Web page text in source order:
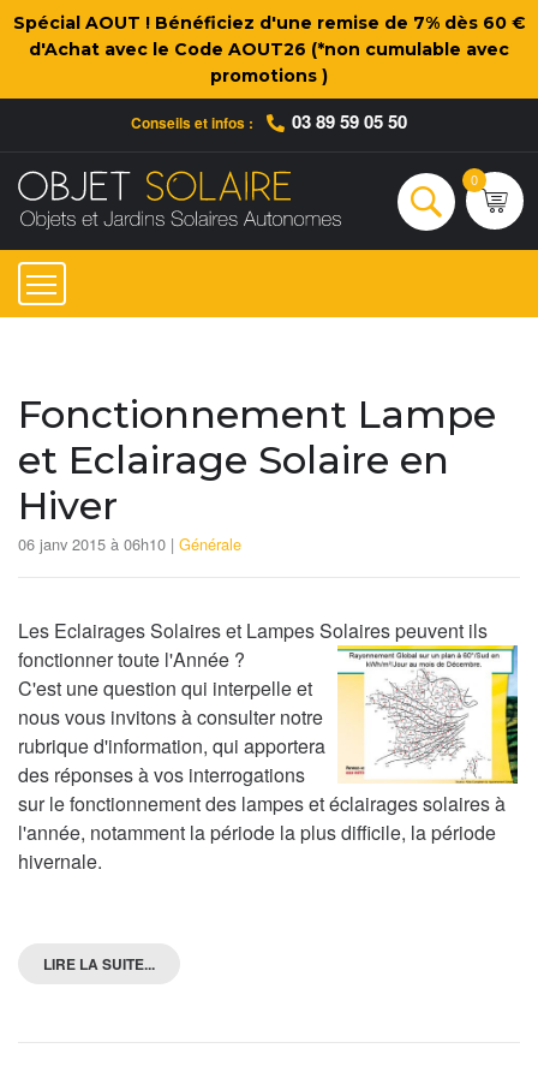
Spécial AOUT ! Bénéficiez d'une remise de 7% dès 60 €
d'Achat avec le Code AOUT26 (*non cumulable avec
promotions )
Conseils et infos : 03 89 59 05 50
Rechercher
0
Fonctionnement Lampe
et Eclairage Solaire en
Hiver
06 janv 2015 à 06h10 | Générale
Les Eclairages Solaires et Lampes Solaires peuvent ils
fonctionner toute l'Année ?
C'est une question qui interpelle et
nous vous invitons à consulter notre
rubrique d'information, qui apportera
des réponses à vos interrogations
sur le fonctionnement des lampes et éclairages solaires à
l'année, notamment la période la plus difficile, la période
hivernale.
LIRE LA SUITE...